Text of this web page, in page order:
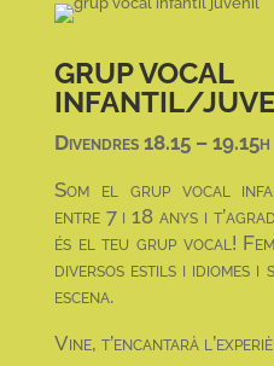
GRUP VOCAL
INFANTIL/
Divendres 18.15 – 19.15h
Som el grup vocal
entre 7 i 18 anys i
és el teu grup vocal!
diversos estils i idiomes i
escena.
Vine, t’encantarà